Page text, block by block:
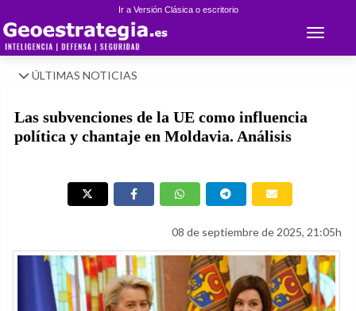
Ir a Versión Clásica o escritorio
Toggle
ÚLTIMAS NOTICIAS
Las subvenciones de la UE como influencia
política y chantaje en Moldavia. Análisis
08 de septiembre de 2025, 21:05h